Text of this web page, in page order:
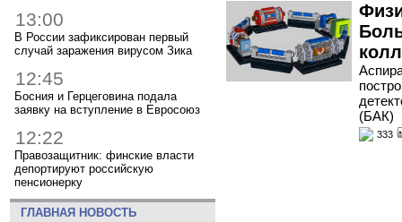
13:00
В России зафиксирован первый
случай заражения вирусом Зика
12:45
Босния и Герцеговина подала
заявку на вступление в Евросоюз
12:22
Правозащитник: финские власти
депортируют российскую
пенсионерку
ГЛАВНАЯ НОВОСТЬ
(БАК)
333